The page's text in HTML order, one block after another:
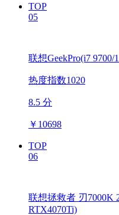
TOP
05
联想GeekPro(i7
热度指数1020
8.5 分
￥ 10698
TOP
06
联想拯救者 刃7000K
RTX4070Ti)